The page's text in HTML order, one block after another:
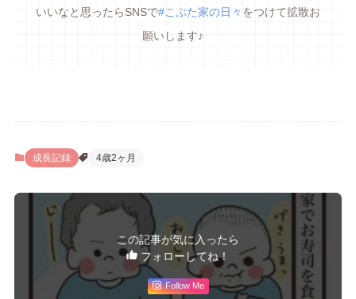
いいなと思ったらSNSで#こぶた家の日々 をつけて拡散お
願いします♪
成長記録 4歳2ヶ月
この記事が気に入ったら
フォローしてね！
Follow Me